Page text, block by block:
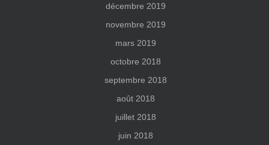
décembre 2019
novembre 2019
mars 2019
octobre 2018
septembre 2018
août 2018
juillet 2018
juin 2018